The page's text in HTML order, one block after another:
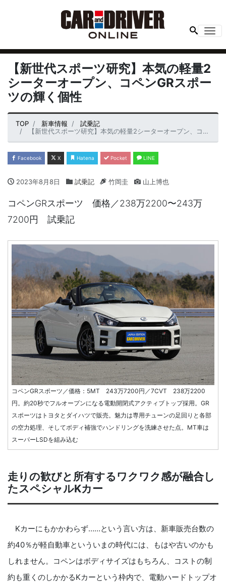
【新世代スポーツ研究】本気の軽量2
シーターオープン、コペンGRスポー
ツの輝く個性
TOP 新車情報
試乗記
【新世代スポーツ研究】本気の軽量2シーターオープン、コペンGRスポーツの輝く個性
Facebook X Hatena Pocket LINE
2023年8月8日 試乗記 竹岡圭 山上博也
コペンGRスポーツ 価格／238万2200〜243万
7200円 試乗記
コペンGRスポーツ／価格：5MT 243万7200円／7CVT 238万2200
円。約20秒でフルオープンになる電動開閉式アクティブトップ採用。GR
スポーツはトヨタとダイハツで販売。魅力は専用チューンの足回りと各部
の空力処理、そしてボディ補強でハンドリングを洗練させた点。MT車は
スーパーLSDを組み込む
走りの歓びと所有するワクワク感が融合し
たスペシャルKカー
Kカーにもかかわらず……という言い方は、新車販売台数の
約40％が軽自動車といういまの時代には、もはや古いのかも
しれません。コペンはボディサイズはもちろん、コストの制
約も重くのしかかるKカーという枠内で、電動ハードトップオ